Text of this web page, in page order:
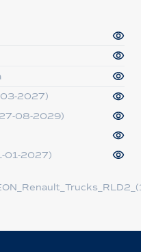
03-2027)
08-2029)
01-2027)